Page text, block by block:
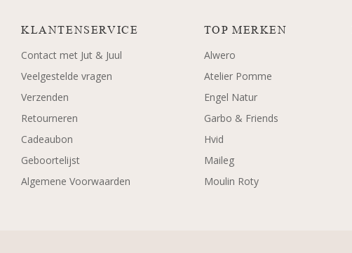
KLANTENSERVICE
Contact met Jut & Juul
Veelgestelde vragen
Verzenden
Retourneren
Cadeaubon
Geboortelijst
Algemene Voorwaarden
TOP MERKEN
Alwero
Atelier Pomme
Engel Natur
Garbo & Friends
Hvid
Maileg
Moulin Roty